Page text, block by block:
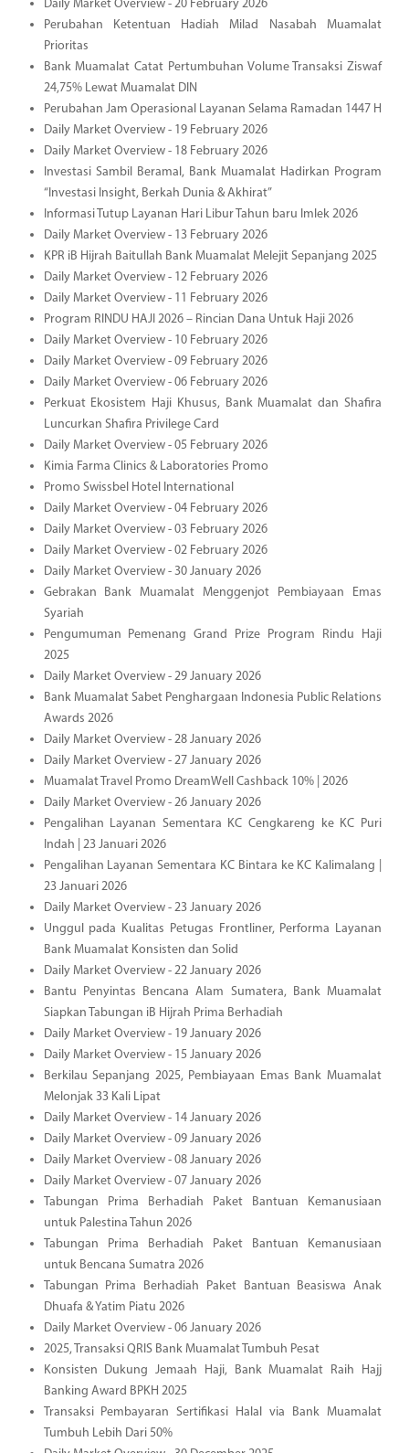
Daily Market Overview - 20 February 2026
Perubahan Ketentuan Hadiah Milad Nasabah Muamalat
Prioritas
Bank Muamalat Catat Pertumbuhan Volume Transaksi Ziswaf
24,75% Lewat Muamalat DIN
Perubahan Jam Operasional Layanan Selama Ramadan 1447 H
Daily Market Overview - 19 February 2026
Daily Market Overview - 18 February 2026
Investasi Sambil Beramal, Bank Muamalat Hadirkan Program
“Investasi Insight, Berkah Dunia & Akhirat”
Informasi Tutup Layanan Hari Libur Tahun baru Imlek 2026
Daily Market Overview - 13 February 2026
KPR iB Hijrah Baitullah Bank Muamalat Melejit Sepanjang 2025
Daily Market Overview - 12 February 2026
Daily Market Overview - 11 February 2026
Program RINDU HAJI 2026 – Rincian Dana Untuk Haji 2026
Daily Market Overview - 10 February 2026
Daily Market Overview - 09 February 2026
Daily Market Overview - 06 February 2026
Perkuat Ekosistem Haji Khusus, Bank Muamalat dan Shafira
Luncurkan Shafira Privilege Card
Daily Market Overview - 05 February 2026
Kimia Farma Clinics & Laboratories Promo
Promo Swissbel Hotel International
Daily Market Overview - 04 February 2026
Daily Market Overview - 03 February 2026
Daily Market Overview - 02 February 2026
Daily Market Overview - 30 January 2026
Gebrakan Bank Muamalat Menggenjot Pembiayaan Emas
Syariah
Pengumuman Pemenang Grand Prize Program Rindu Haji
2025
Daily Market Overview - 29 January 2026
Bank Muamalat Sabet Penghargaan Indonesia Public Relations
Awards 2026
Daily Market Overview - 28 January 2026
Daily Market Overview - 27 January 2026
Muamalat Travel Promo DreamWell Cashback 10% | 2026
Daily Market Overview - 26 January 2026
Pengalihan Layanan Sementara KC Cengkareng ke KC Puri
Indah | 23 Januari 2026
Pengalihan Layanan Sementara KC Bintara ke KC Kalimalang |
23 Januari 2026
Daily Market Overview - 23 January 2026
Unggul pada Kualitas Petugas Frontliner, Performa Layanan
Bank Muamalat Konsisten dan Solid
Daily Market Overview - 22 January 2026
Bantu Penyintas Bencana Alam Sumatera, Bank Muamalat
Siapkan Tabungan iB Hijrah Prima Berhadiah
Daily Market Overview - 19 January 2026
Daily Market Overview - 15 January 2026
Berkilau Sepanjang 2025, Pembiayaan Emas Bank Muamalat
Melonjak 33 Kali Lipat
Daily Market Overview - 14 January 2026
Daily Market Overview - 09 January 2026
Daily Market Overview - 08 January 2026
Daily Market Overview - 07 January 2026
Tabungan Prima Berhadiah Paket Bantuan Kemanusiaan
untuk Palestina Tahun 2026
Tabungan Prima Berhadiah Paket Bantuan Kemanusiaan
untuk Bencana Sumatra 2026
Tabungan Prima Berhadiah Paket Bantuan Beasiswa Anak
Dhuafa & Yatim Piatu 2026
Daily Market Overview - 06 January 2026
2025, Transaksi QRIS Bank Muamalat Tumbuh Pesat
Konsisten Dukung Jemaah Haji, Bank Muamalat Raih Hajj
Banking Award BPKH 2025
Transaksi Pembayaran Sertifikasi Halal via Bank Muamalat
Tumbuh Lebih Dari 50%